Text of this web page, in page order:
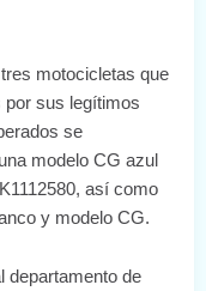
motocicletas que
por sus legítimos
se
modelo CG azul
así como
y modelo CG.
departamento de